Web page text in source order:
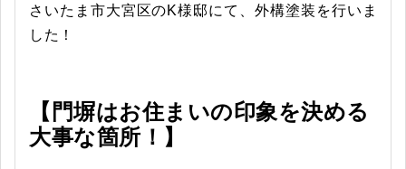
さいたま市大宮区のK様邸にて、外構塗装を行いま
した！
【門塀はお住まいの印象を決める
大事な箇所！】